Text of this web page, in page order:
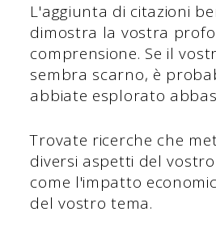
L'aggiunta di citazioni
dimostra la vostra
comprensione. Se il
sembra scarno, è
abbiate esplorato
Trovate ricerche che
diversi aspetti del
come l'impatto
del vostro tema.